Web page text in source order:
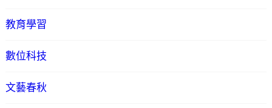
教育學習
數位科技
文藝春秋